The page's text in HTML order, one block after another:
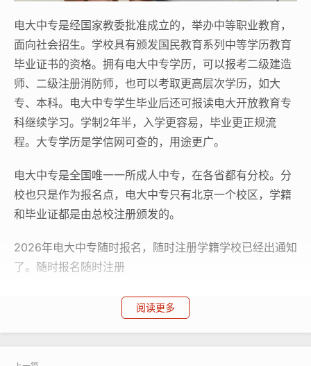
电大中专是经国家教委批准成立的，举办中等职业教育，
面向社会招生。学校具有颁发国民教育系列中等学历教育
毕业证书的资格。拥有电大中专学历，可以报考二级建造
师、二级注册消防师，也可以考取更高层次学历，如大
专、本科。电大中专学生毕业后还可报读电大开放教育专
科继续学习。学制2年半，入学更容易，毕业更正规流
程。大专学历是学信网可查的，用途更广。
电大中专是全国唯一一所成人中专，在各省都有分校。分
校也只是作为报名点，电大中专只有北京一个校区，学籍
和毕业证都是由总校注册颁发的。
2026年电大中专随时报名，随时注册学籍学校已经出通知
了。随时报名随时注册
2026年总计18万指标，报完即停止招生。
石家庄电大咨询电话：0311-87365677；183324706
阅读更多